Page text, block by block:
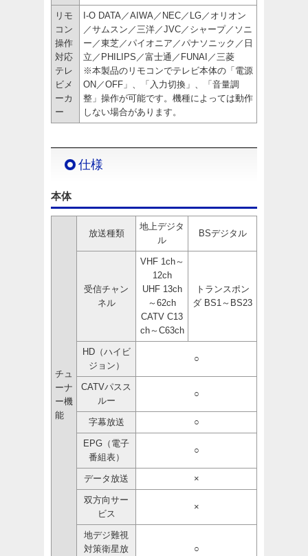
リモ
コン
操作
対応
テレ
ビメ
ーカ
ー
I-O DATA／AIWA／NEC／LG／オリオン
／サムスン／三洋／JVC／シャープ／ソニ
ー／東芝／パイオニア／パナソニック／日
立／PHILIPS／富士通／FUNAI／三菱
※本製品のリモコンでテレビ本体の「電源
ON／OFF」、「入力切換」、「音量調
整」操作が可能です。機種によっては動作
しない場合があります。
仕様
本体
チュ
ーナ
ー機
能
放送種類
地上デジタ
ル
BSデジタル
受信チャン
ネル
VHF 1ch～
12ch
UHF 13ch
～62ch
CATV C13
ch～C63ch
トランスポン
ダ BS1～BS23
HD（ハイビ
ジョン）
○
CATVパスス
ルー
○
字幕放送 ○
EPG（電子
番組表）
○
データ放送 ×
双方向サー
ビス
×
地デジ難視
対策衛星放
○